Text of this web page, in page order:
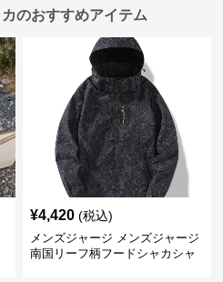
のおすすめアイテム
¥4,420 (税込)
メンズジャージ メンズジャージ
南国リーフ柄フードシャカシャ